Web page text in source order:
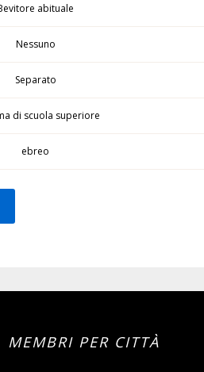
abituale
Nessuno
Separato
di scuola superiore
ebreo
MEMBRI PER CITTÀ